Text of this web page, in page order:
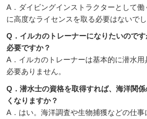
A．ダイビングインストラクターとして
に高度なライセンスを取る必要はないでし
Q．イルカのトレーナーになりたいので
必要ですか？
A．イルカのトレーナーは基本的に潜水用
必要ありません。
Q．潜水士の資格を取得すれば、海洋関
くなりますか？
A．はい。海洋調査や生物捕獲などの仕